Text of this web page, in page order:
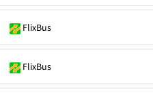
FlixBus
FlixBus